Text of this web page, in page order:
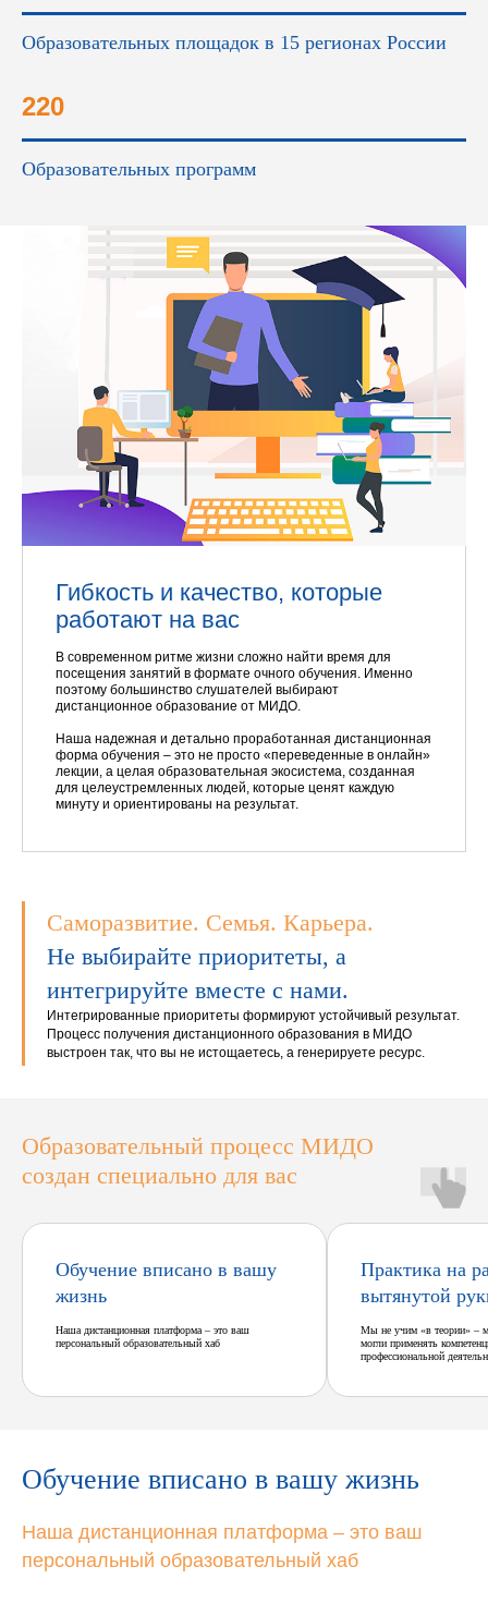
Образовательных площадок в 15 регионах России
220
Образовательных программ
Гибкость и качество, которые
работают на вас
В современном ритме жизни сложно найти время для
посещения занятий в формате очного обучения. Именно
поэтому большинство слушателей выбирают
дистанционное образование от МИДО.
Наша надежная и детально проработанная дистанционная
форма обучения – это не просто «переведенные в онлайн»
лекции, а целая образовательная экосистема, созданная
для целеустремленных людей, которые ценят каждую
минуту и ориентированы на результат.
Саморазвитие. Семья. Карьера.
Не выбирайте приоритеты, а
интегрируйте вместе с нами.
Интегрированные приоритеты формируют устойчивый результат.
Процесс получения дистанционного образования в МИДО
выстроен так, что вы не истощаетесь, а генерируете ресурс.
Образовательный процесс МИДО
создан специально для вас
Обучение вписано в вашу
жизнь
Наша дистанционная платформа – это ваш
персональный образовательный хаб
Практика на
вытянутой
Мы не учим «в теории» –
могли применять
профессиональной
Обучение вписано в вашу жизнь
Наша дистанционная платформа – это ваш
персональный образовательный хаб